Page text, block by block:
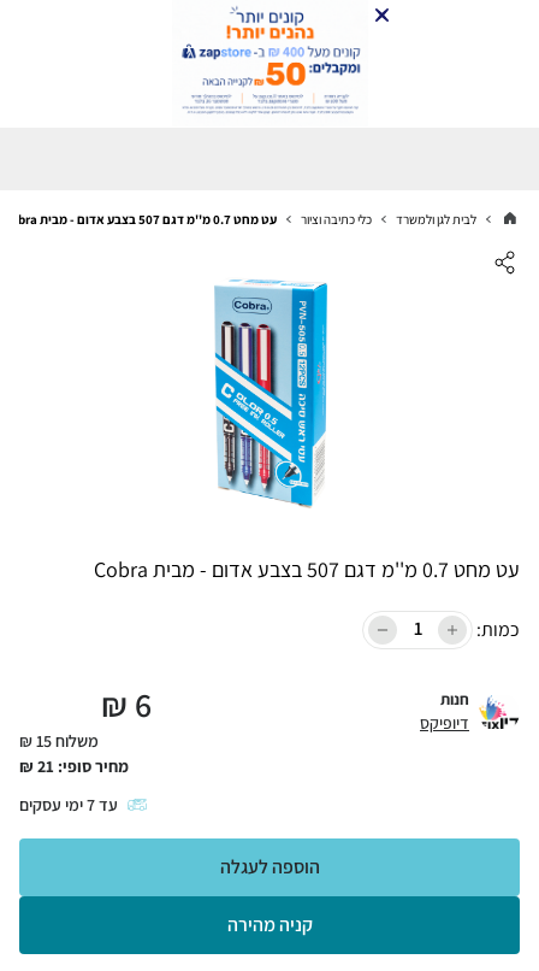
לבית לגן ולמשרד כלי כתיבה וציור עט מחט 0.7 מ''מ דגם 507 בצבע אדום - מבית Cobra
עט מחט 0.7 מ''מ דגם 507 בצבע אדום - מבית Cobra
כמות:
חנות
דיופיקס 6
₪
משלוח 15 ₪
מחיר סופי: 21
₪
עד7ימי עסקים
קניה מהירה
הוספה לעגלה